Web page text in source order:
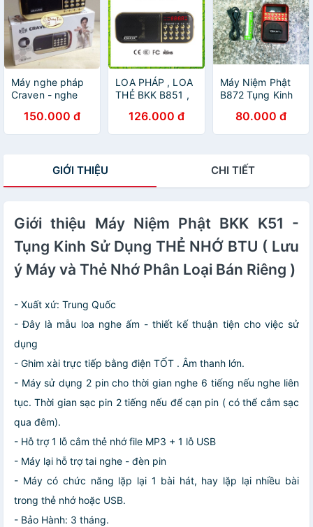
Máy nghe pháp
Craven - nghe
kinh phật pháp
150.000 đ
LOA PHÁP , LOA
THẺ BKK B851 ,
Hàng Chính Hãng
126.000 đ
Máy Niệm Phật
B872 Tụng Kinh
Âm Thanh Tốt Sử
Dụng THẺ NHỚ
Loại Bán Riêng)
80.000 đ
GIỚI THIỆU CHI TIẾT
Giới thiệu Máy Niệm Phật BKK K51 -
Tụng Kinh Sử Dụng THẺ NHỚ BTU ( Lưu
ý Máy và Thẻ Nhớ Phân Loại Bán Riêng )
- Xuất xứ: Trung Quốc
- Đây là mẫu loa nghe ấm - thiết kế thuận tiện cho việc sử
dụng
- Ghim xài trực tiếp bằng điện TỐT . Âm thanh lớn.
- Máy sử dụng 2 pin cho thời gian nghe 6 tiếng nếu nghe liên
tục. Thời gian sạc pin 2 tiếng nếu để cạn pin ( có thể cắm sạc
qua đêm).
- Hỗ trợ 1 lỗ cắm thẻ nhớ file MP3 + 1 lỗ USB
- Máy lại hỗ trợ tai nghe - đèn pin
- Máy có chức năng lặp lại 1 bài hát, hay lặp lại nhiều bài
trong thẻ nhớ hoặc USB.
- Bảo Hành: 3 tháng.